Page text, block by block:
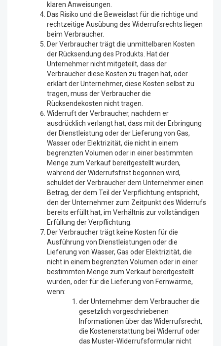
klaren Anweisungen.
Das Risiko und die Beweislast für die richtige und
rechtzeitige Ausübung des Widerrufsrechts liegen
beim Verbraucher.
Der Verbraucher trägt die unmittelbaren Kosten
der Rücksendung des Produkts. Hat der
Unternehmer nicht mitgeteilt, dass der
Verbraucher diese Kosten zu tragen hat, oder
erklärt der Unternehmer, diese Kosten selbst zu
tragen, muss der Verbraucher die
Rücksendekosten nicht tragen.
Widerruft der Verbraucher, nachdem er
ausdrücklich verlangt hat, dass mit der Erbringung
der Dienstleistung oder der Lieferung von Gas,
Wasser oder Elektrizität, die nicht in einem
begrenzten Volumen oder in einer bestimmten
Menge zum Verkauf bereitgestellt wurden,
während der Widerrufsfrist begonnen wird,
schuldet der Verbraucher dem Unternehmer einen
Betrag, der dem Teil der Verpflichtung entspricht,
den der Unternehmer zum Zeitpunkt des Widerrufs
bereits erfüllt hat, im Verhältnis zur vollständigen
Erfüllung der Verpflichtung.
Der Verbraucher trägt keine Kosten für die
Ausführung von Dienstleistungen oder die
Lieferung von Wasser, Gas oder Elektrizität, die
nicht in einem begrenzten Volumen oder in einer
bestimmten Menge zum Verkauf bereitgestellt
wurden, oder für die Lieferung von Fernwärme,
wenn:
der Unternehmer dem Verbraucher die
gesetzlich vorgeschriebenen
Informationen über das Widerrufsrecht,
die Kostenerstattung bei Widerruf oder
das Muster-Widerrufsformular nicht